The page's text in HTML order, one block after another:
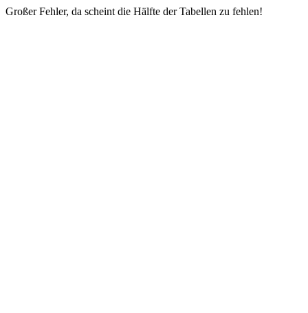
Großer Fehler, da scheint die Hälfte der Tabellen zu fehlen!